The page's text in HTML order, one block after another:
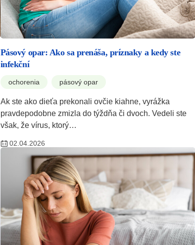
Pásový opar: Ako sa prenáša, príznaky a kedy ste
infekční
ochorenia pásový opar
Ak ste ako dieťa prekonali ovčie kiahne, vyrážka
pravdepodobne zmizla do týždňa či dvoch. Vedeli ste
však, že vírus, ktorý…
02.04.2026